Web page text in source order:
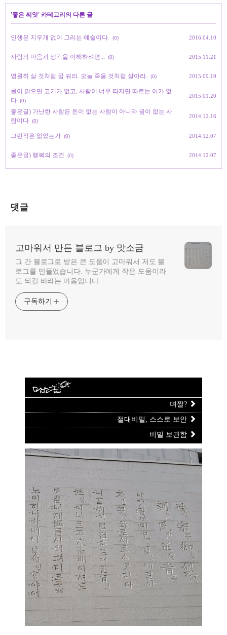
'좋은 씨앗' 카테고리의 다른 글
인생은 지우개 없이 그리는 예술이다. (0) 2016.04.10
사람의 마음과 생각을 이해하려면... (0) 2015.11.21
영원히 살 것처럼 꿈 꿔라. 오늘 죽을 것처럼 살아라. (0) 2015.09.19
물이 맑으면 고기가 없고, 사람이 너무 따지면 따르는 이가 없
다 (0)
2015.01.20
좋은글) 가난한 사람은 돈이 없는 사람이 아니라 꿈이 없는 사
람이다 (0)
2014.12.16
그런적은 없었는가 (0) 2014.12.07
좋은글) 행복의 조건 (0) 2014.12.07
댓글
고마워서 만든 블로그 by 맛소금
그 간 블로그로 받은 큰 도움이 고마워서 저도 블
로그를 만들었습니다. 누군가에게 작은 도움이라
도 되길 바라는 마음입니다.
구독하기
며짤?
절대비밀, 스스로 보안
비밀 보관함